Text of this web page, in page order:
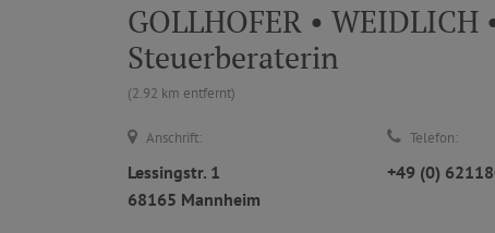
GOLLHOFER • WEIDLICH
Steuerberaterin
(2.92 km entfernt)
Anschrift:
Lessingstr. 1
68165 Mannheim
Telefon:
+49 (0)